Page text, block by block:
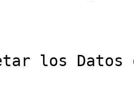
los